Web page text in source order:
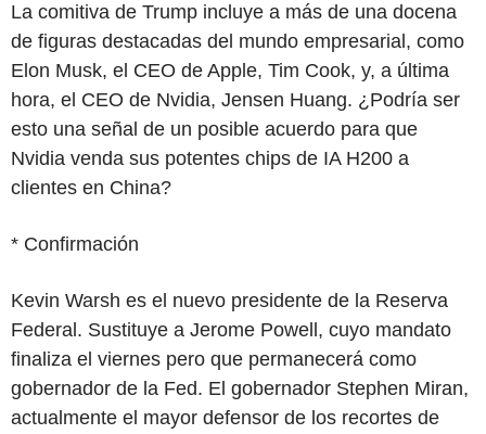
La comitiva de Trump incluye a más de una docena
de figuras destacadas del mundo empresarial, como
Elon Musk, el CEO de Apple, Tim Cook, y, a última
hora, el CEO de Nvidia, Jensen Huang. ¿Podría ser
esto una señal de un posible acuerdo para que
Nvidia venda sus potentes chips de IA H200 a
clientes en China?
* Confirmación
Kevin Warsh es el nuevo presidente de la Reserva
Federal. Sustituye a Jerome Powell, cuyo mandato
finaliza el viernes pero que permanecerá como
gobernador de la Fed. El gobernador Stephen Miran,
actualmente el mayor defensor de los recortes de